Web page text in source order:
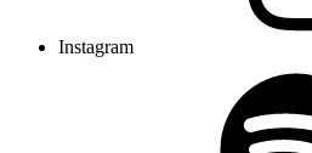
Instagram